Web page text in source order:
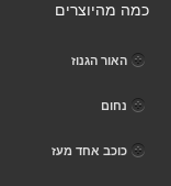
כמה מהיוצרים
האור הגנוז
נחום
כוכב אחד מעז